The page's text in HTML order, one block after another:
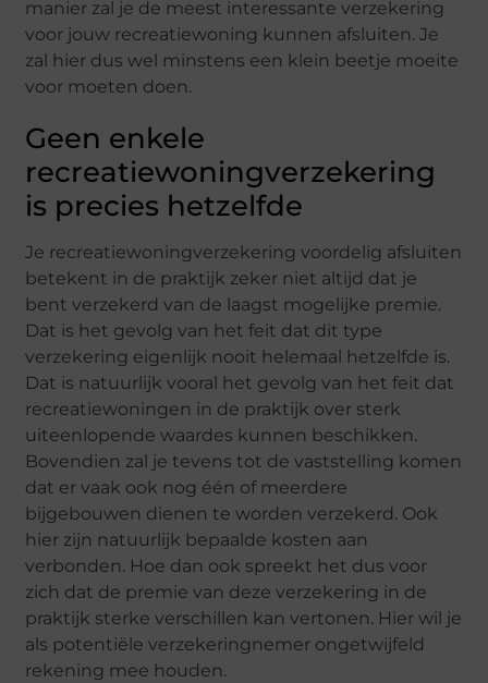
manier zal je de meest interessante verzekering
voor jouw recreatiewoning kunnen afsluiten. Je
zal hier dus wel minstens een klein beetje moeite
voor moeten doen.
Geen enkele
recreatiewoningverzekering
is precies hetzelfde
Je recreatiewoningverzekering voordelig afsluiten
betekent in de praktijk zeker niet altijd dat je
bent verzekerd van de laagst mogelijke premie.
Dat is het gevolg van het feit dat dit type
verzekering eigenlijk nooit helemaal hetzelfde is.
Dat is natuurlijk vooral het gevolg van het feit dat
recreatiewoningen in de praktijk over sterk
uiteenlopende waardes kunnen beschikken.
Bovendien zal je tevens tot de vaststelling komen
dat er vaak ook nog één of meerdere
bijgebouwen dienen te worden verzekerd. Ook
hier zijn natuurlijk bepaalde kosten aan
verbonden. Hoe dan ook spreekt het dus voor
zich dat de premie van deze verzekering in de
praktijk sterke verschillen kan vertonen. Hier wil je
als potentiële verzekeringnemer ongetwijfeld
rekening mee houden.